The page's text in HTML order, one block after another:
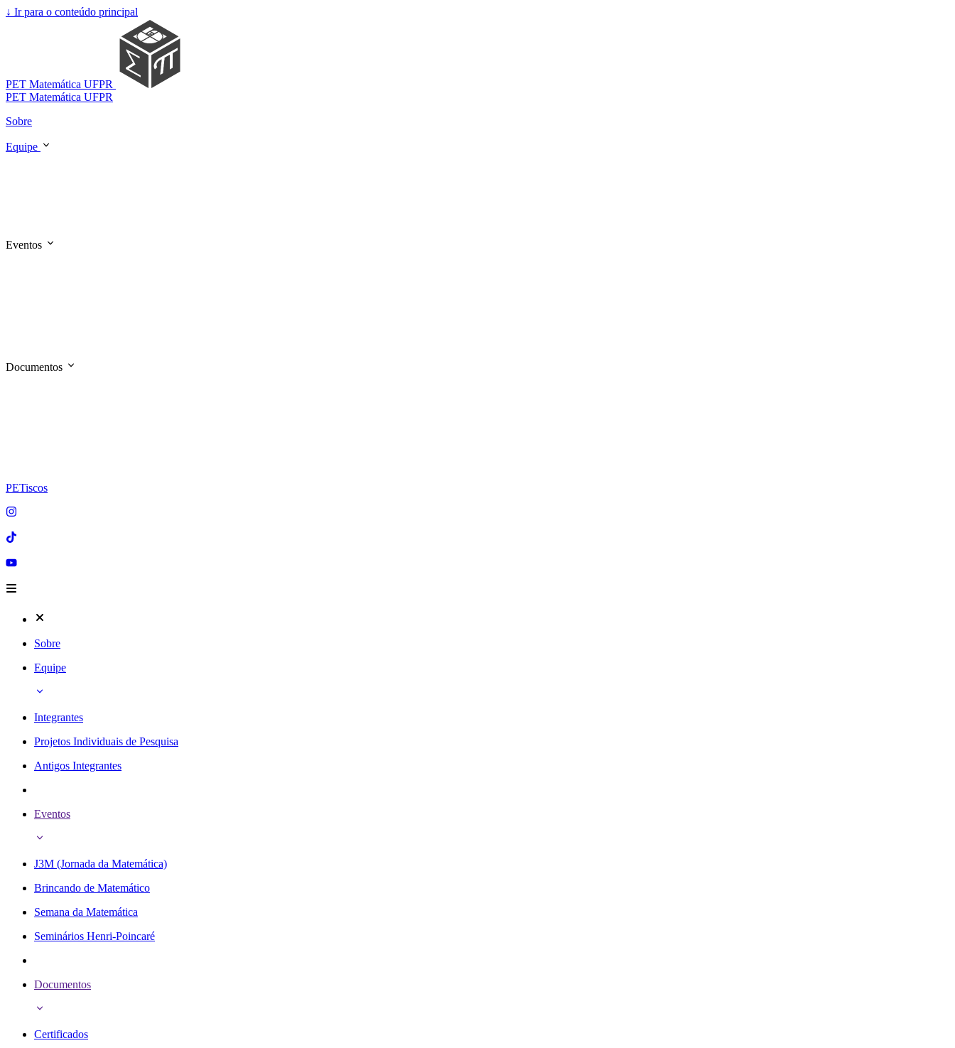
↓ Ir para o conteúdo principal
PET Matemática UFPR
PET Matemática UFPR
Sobre
Equipe
Eventos
Documentos
PETiscos
Sobre
Equipe
Integrantes
Projetos Individuais de Pesquisa
Antigos Integrantes
Eventos
J3M (Jornada da Matemática)
Brincando de Matemático
Semana da Matemática
Seminários Henri-Poincaré
Documentos
Certificados